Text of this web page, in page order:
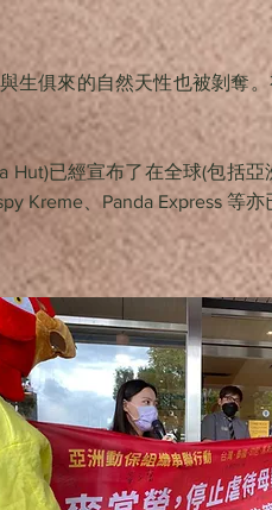
生俱來的自然天性也被剝奪
Hut)已經宣布了在全球(包括
Kreme、Panda Express 等